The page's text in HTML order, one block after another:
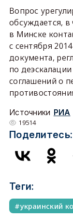
Вопрос
обсуждается, в
в Минске
с сентября
документа,
по
соглашений о
Источники РИА
19514
Поделитесь:
Теги:
украинский